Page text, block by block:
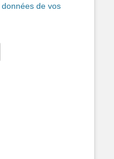
de vos